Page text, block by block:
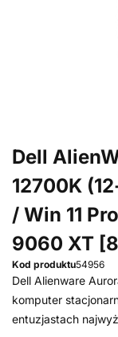
Dell
12700K
/ Win 11
9060 XT [8
Kod produktu54956
Dell Alienware
komputer
entuzjastach